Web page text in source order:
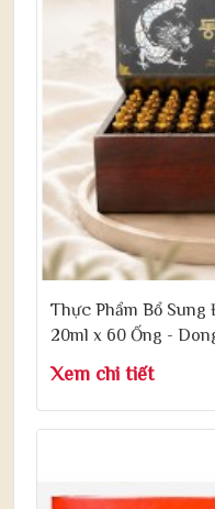
Thực Phẩm Bổ Sung
20ml x 60 Ống -
Xem chi tiết